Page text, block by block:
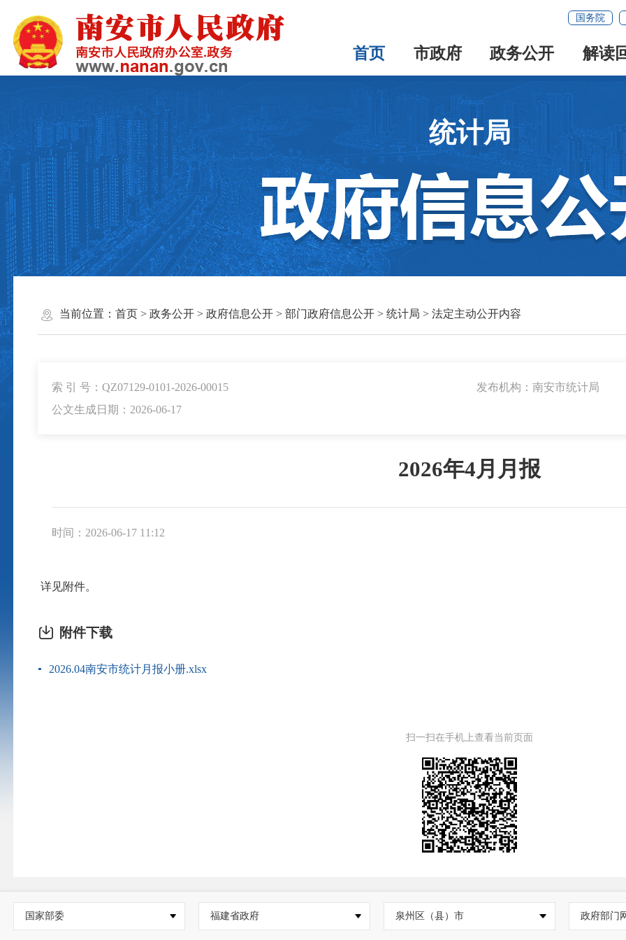
国务院
首页 市政府 政务公开 解读
统计局
当前位置： 首页> 政务公开> 政府信息公开> 部门政府信息公开> 统计局 > 法定主动公开内容
索 引 号：QZ07129-0101-2026-00015
发布机构：南安市统计局
公文生成日期：2026-06-17
2026年4月月报
时间：2026-06-17 11:12
详见附件。
附件下载
2026.04南安市统计月报小册.xlsx
扫一扫在手机上查看当前页面
国家部委 福建省政府 泉州区（县）市 政府部门